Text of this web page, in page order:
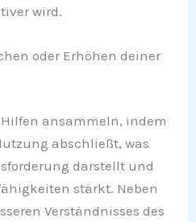
wird.
oder Erhöhen deiner
ansammeln, indem
abschließt, was
darstellt und
stärkt. Neben
Verständnisses des